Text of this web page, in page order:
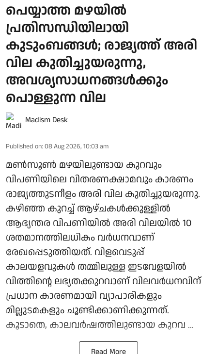
പെയ്യാത്ത മഴയില്‍
പ്രതിസന്ധിയിലായി
കുടുംബങ്ങള്‍; രാജ്യത്ത് അരി
വില കുതിച്ചുയരുന്നു,
അവശ്യസാധനങ്ങള്‍ക്കും
പൊള്ളുന്ന വില
Madism Desk
Published on: 08 Aug 2026, 10:03 am
മണ്‍സൂണ്‍ മഴയിലുണ്ടായ കുറവും
വിപണിയിലെ വിതരണക്ഷാമവും കാരണം
രാജ്യത്തുടനീളം അരി വില കുതിച്ചുയരുന്നു.
കഴിഞ്ഞ കുറച്ച് ആഴ്ചകള്‍ക്കുള്ളില്‍
ആഭ്യന്തര വിപണിയില്‍ അരി വിലയില്‍ 10
ശതമാനത്തിലധികം വര്‍ധനവാണ്
രേഖപ്പെടുത്തിയത്. വിളവെടുപ്പ്
കാലയളവുകള്‍ തമ്മിലുള്ള ഇടവേളയില്‍
വിത്തിന്റെ ലഭ്യതക്കുറവാണ് വിലവര്‍ധനവിന്
പ്രധാന കാരണമായി വ്യാപാരികളും
മില്ലുടമകളും ചൂണ്ടിക്കാണിക്കുന്നത്.
കൂടാതെ, കാലവര്‍ഷത്തിലുണ്ടായ കുറവ ...
Read More